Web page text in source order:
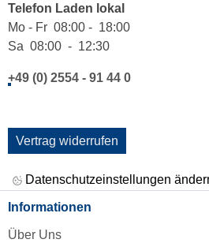
Telefon Laden lokal
Mo - Fr 08:00 - 18:00
Sa 08:00 - 12:30
+49 (0) 2554 - 91 44 0
Vertrag widerrufen
Datenschutzeinstellungen
Informationen
Über Uns